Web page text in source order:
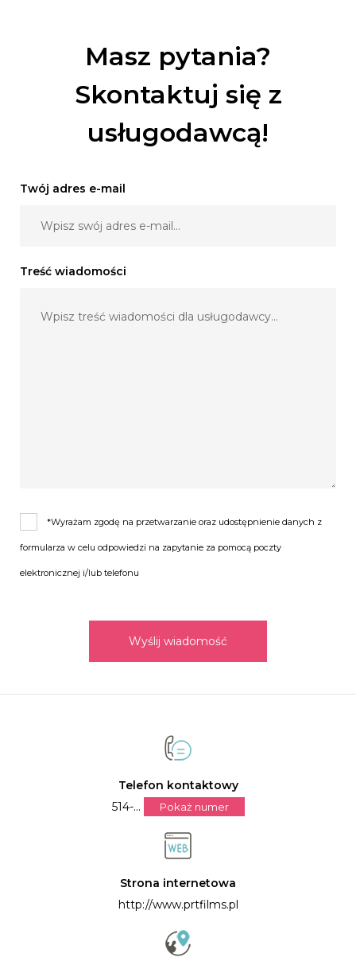
Masz pytania?
Skontaktuj się z
usługodawcą!
Twój adres e-mail
Treść wiadomości
*Wyrażam zgodę na przetwarzanie oraz udostępnienie danych z
formularza w celu odpowiedzi na zapytanie za pomocą poczty
elektronicznej i/lub telefonu
Wyślij wiadomość
Telefon kontaktowy
514-...
Pokaż numer
Strona internetowa
http://www.prtfilms.pl